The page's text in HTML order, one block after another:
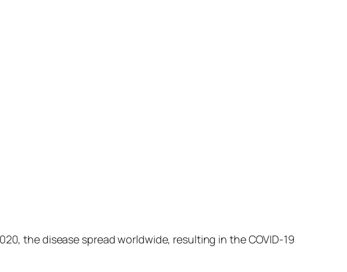
the disease spread worldwide, resulting in the COVID-19